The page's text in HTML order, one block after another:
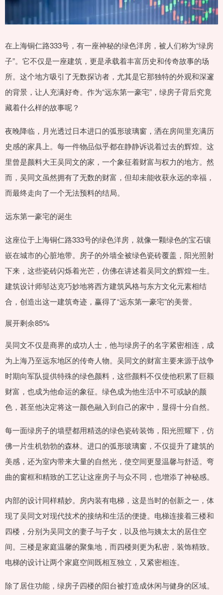
在上海铜仁路333号，有一座神秘的绿色洋房，被人们称为“绿房
子”。它不仅是一座建筑，更是承载着丰富历史和传奇故事的场
所。这个地方吸引了无数探访者，尤其是它那独特的外观和深邃
的背景，让人充满好奇。作为“远东第一豪宅”，绿房子背后究竟
藏着什么样的故事呢？
夜晚降临，月光透过日本进口的弧形玻璃窗，洒在房间里充满历
史感的家具上。每一件物品似乎都在静静诉说着过去的辉煌。这
里曾是颜料大王吴同文的家，一个象征着财富与权力的地方。然
而，吴同文虽然拥有了无数的财富，但却未能收获永远的幸福，
而最终走向了一个无法预料的结局。
远东第一豪宅的诞生
这座位于上海铜仁路333号的绿色洋房，就像一颗绿色的宝石镶
嵌在城市的心脏地带。房子的外墙全被绿色瓷砖覆盖，阳光照射
下来，这些瓷砖闪烁着光芒，仿佛在讲述着吴同文的辉煌一生。
建筑设计师邬达克巧妙地将西方建筑风格与东方文化元素相结
合，创造出这一建筑奇迹，赢得了“远东第一豪宅”的美誉。
展开剩余85%
吴同文不仅是商界的成功人士，他与绿房子的名字紧密相连，成
为上海乃至远东地区的传奇人物。吴同文的财富主要来源于战争
时期向军队提供特殊的绿色颜料，这些颜料不仅使他积累了巨额
财富，也成为他命运的象征。绿色成为他生活中不可或缺的颜
色，甚至他决定将这一颜色融入到自己的家中，显得十分自然。
每一面绿房子的墙壁都用精选的绿色瓷砖装饰，阳光照耀下，仿
佛一片生机勃勃的森林。进口的弧形玻璃窗，不仅提升了建筑的
美感，还为室内带来大量的自然光，使空间更显温馨与舒适。弯
曲的窗框和精致的工艺让这座房子与众不同，也增添了神秘感。
内部的设计同样精妙。房内装有电梯，这是当时的创新之一，体
现了吴同文对现代技术的接纳和生活的便捷。电梯连接着三楼和
四楼，分别为吴同文的妻子与子女，以及他与姨太太的居住空
间。三楼是家庭温馨的聚集地，而四楼则更为私密，装饰精致。
电梯的设计让两个家庭空间既相互独立，又紧密相连。
除了居住功能，绿房子四楼的阳台被打造成休闲与健身的区域。